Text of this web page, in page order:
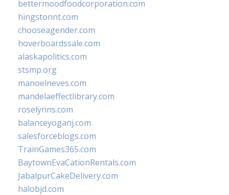
bettermoodfoodcorporation.com
hingstonnt.com
chooseagender.com
hoverboardssale.com
alaskapolitics.com
stsmp.org
manoelneves.com
mandelaeffectlibrary.com
roselynns.com
balanceyoganj.com
salesforceblogs.com
TrainGames365.com
BaytownEvaCationRentals.com
JabalpurCakeDelivery.com
halobjd.com